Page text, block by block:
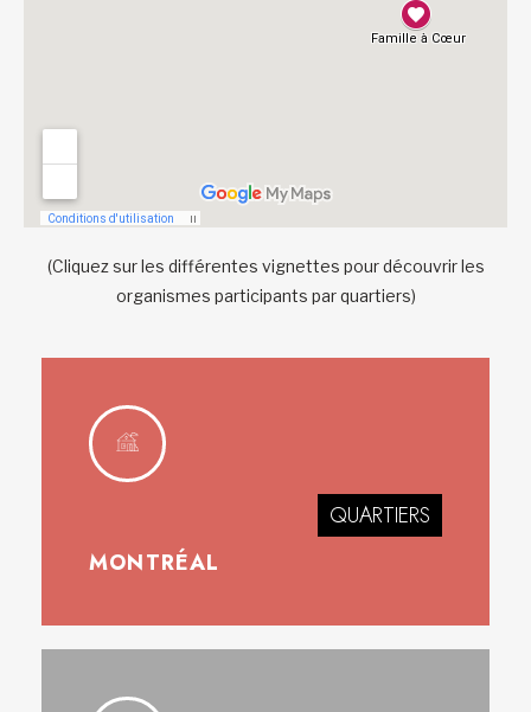
(Cliquez sur les différentes vignettes pour découvrir les
organismes participants par quartiers)
QUARTIERS
MONTRÉAL